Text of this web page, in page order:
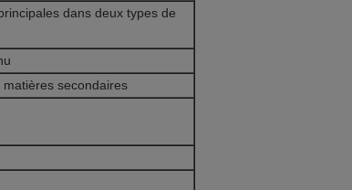
dans deux types de
secondaires